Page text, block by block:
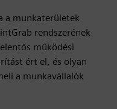
a munkaterületek
rendszerének
működési
ért el, és olyan
a munkavállalók